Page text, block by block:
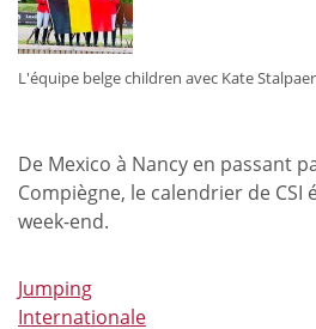
2026
L'équipe belge children avec Kate
De Mexico à Nancy en passant
Compiègne, le calendrier de CSI
week-end.
Jumping
Internationale